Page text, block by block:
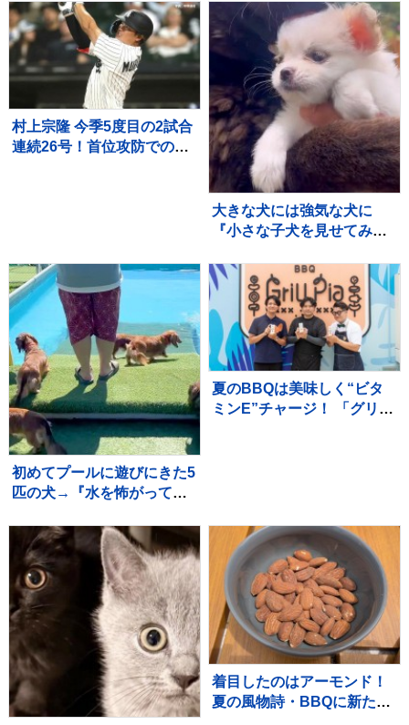
ぶりに更新【陸上・富士北
麓ワールドトライアル】
モニ・ヴニランギ選手が死
亡と発表
村上宗隆 今季5度目の2試合
連続26号！首位攻防での2
大きな犬には強気な犬に
『小さな子犬を見せてみ
けないと理解している『尊
い光景』が30万再生「愛情
深い」「いい子」
初めてプールに遊びにきた5
匹の犬→『水を怖がって泳
ら…可愛すぎる光景が10万
再生「みんな凄い」「一生
懸命で最高」
夏のBBQは美味しく“ビタ
ミンE”チャージ！ 「グリル
着目したのはアーモンド！
夏の風物詩・BBQに新たな